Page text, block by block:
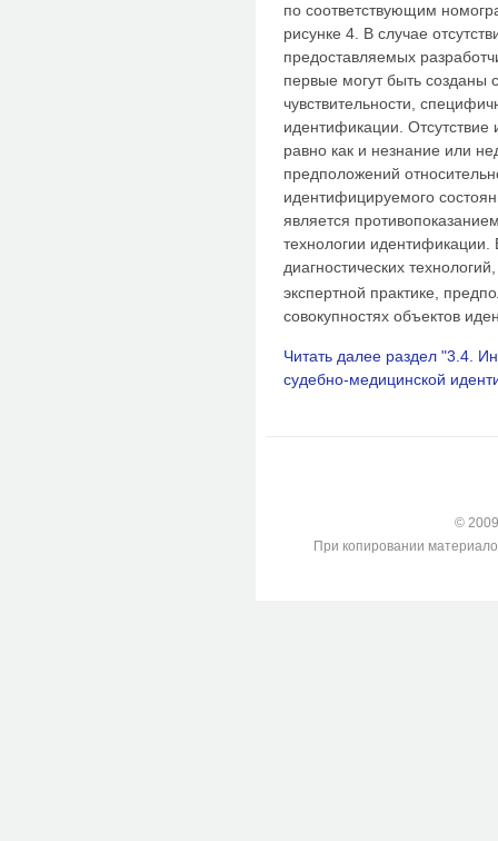
по соответствующим
рисунке 4. В случае
предоставляемых
первые могут быть созданы
чувствительности,
идентификации.
равно как и незнание или
предположений
идентифицируемого
является
технологии идентификации.
диагностических
экспертной практике,
совокупностях объектов
Читать далее раздел "3.4.
судебно-медицинской
©
При копировании